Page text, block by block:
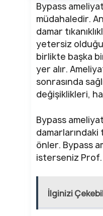
Bypass
müdahaledir.
damar
yetersiz olduğu
birlikte başka
yer alır.
sonrasında
değişiklikleri,
Bypass
damarlarındaki
önler. Bypass
isterseniz Prof.
İlginizi